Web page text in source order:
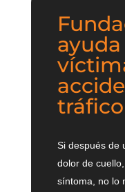
tráfico
Si después de
dolor de
síntoma, no lo